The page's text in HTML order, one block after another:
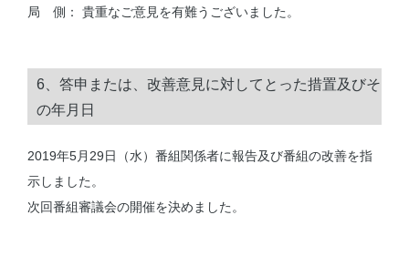
局 側： 貴重なご意見を有難うございました。
6、答申または、改善意見に対してとった措置及びそ
の年月日
2019年5月29日（水）番組関係者に報告及び番組の改善を指
示しました。
次回番組審議会の開催を決めました。